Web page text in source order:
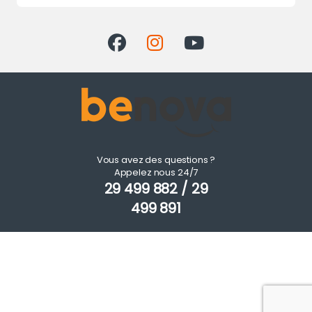
Vous avez des questions ?
Appelez nous 24/7
29 499 882 / 29
499 891